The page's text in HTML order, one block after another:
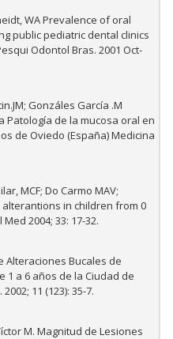
WA Prevalence of oral
public pediatric dental clinics
Odontol Bras. 2001 Oct-
Gonzáles García .M
Patología de la mucosa oral en
de Oviedo (España) Medicina
MCF; Do Carmo MAV;
in children from 0
2004; 33: 17-32.
Alteraciones Bucales de
1 a 6 años de la Ciudad de
11 (123): 35-7.
M. Magnitud de Lesiones